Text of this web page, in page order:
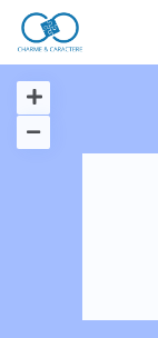
Accueil
Nos